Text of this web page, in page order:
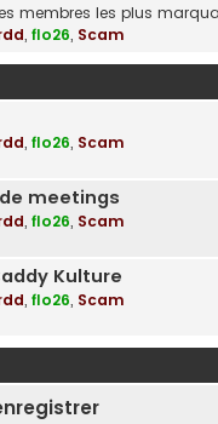
membres les plus
, flo26, Scam
, flo26, Scam
meetings
, flo26, Scam
Kulture
, flo26, Scam